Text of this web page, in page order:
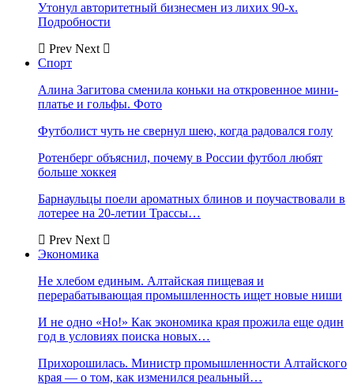
Утонул авторитетный бизнесмен из лихих 90-х.
Подробности
Prev Next
Спорт
Алина Загитова сменила коньки на откровенное мини-
платье и гольфы. Фото
Футболист чуть не свернул шею, когда радовался голу
Ротенберг объяснил, почему в России футбол любят
больше хоккея
Барнаульцы поели ароматных блинов и поучаствовали в
лотерее на 20-летии Трассы…
Prev Next
Экономика
Не хлебом единым. Алтайская пищевая и
перерабатывающая промышленность ищет новые ниши
И не одно «Но!» Как экономика края прожила еще один
год в условиях поиска новых…
Прихорошилась. Министр промышленности Алтайского
края — о том, как изменился реальный…